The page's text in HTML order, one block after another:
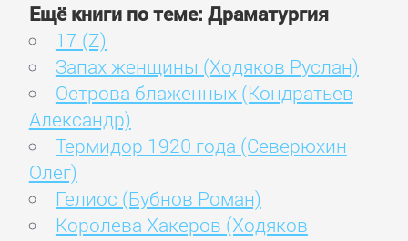
Ещё книги по теме: Драматургия
17 (Z)
Запах женщины (Ходяков Руслан)
Острова блаженных (Кондратьев
Александр)
Термидор 1920 года (Северюхин
Олег)
Гелиос (Бубнов Роман)
Королева Хакеров (Ходяков